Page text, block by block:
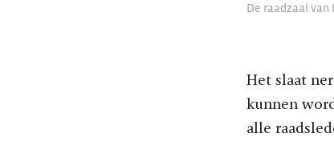
De raadzaal
Het slaat
kunnen
alle